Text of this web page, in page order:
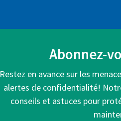
Abonnez-
Restez en avance sur les
alertes de confidentialité!
conseils et astuces pour